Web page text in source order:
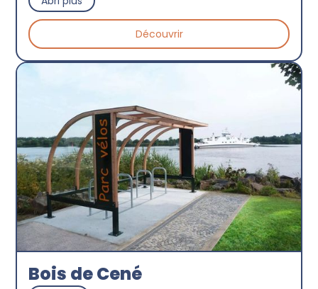
Découvrir
Bois de Cené